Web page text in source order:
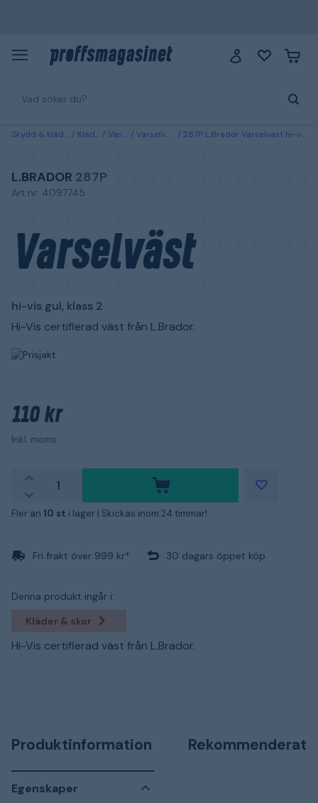
Skydd & kläder Kläder Västar Varselvästar 287P L.Brador Varselväst hi-vis gul, klass 2
L.BRADOR 287P
Art.nr: 4097745
Varselväst
hi-vis gul, klass 2
Hi-Vis certifierad väst från L.Brador.
110 kr
Inkl. moms
Fler än 10 st i lager | Skickas inom 24 timmar!
Fri frakt över 999 kr* 30 dagars öppet köp
Denna produkt ingår i:
Kläder & skor
Hi-Vis certifierad väst från L.Brador.
Produktinformation
Egenskaper
Rekommenderat